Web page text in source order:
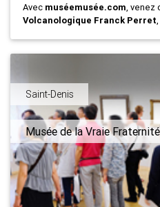
Avec muséemusée.com, venez
Volcanologique Franck Perret,
Saint-Denis
Musée de la Vraie Fraternité